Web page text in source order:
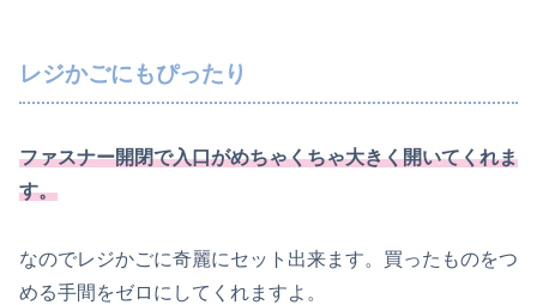
レジかごにもぴったり
ファスナー開閉で入口がめちゃくちゃ大きく開いてくれま
す。
なのでレジかごに奇麗にセット出来ます。買ったものをつ
める手間をゼロにしてくれますよ。